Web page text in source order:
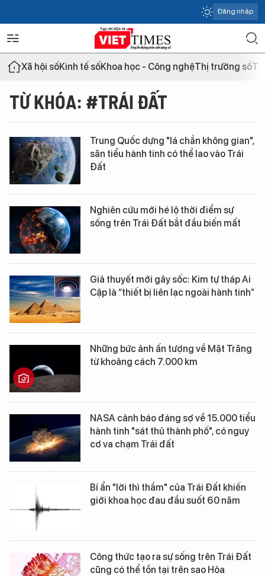
Đăng nhập
Xã hội sốKinh tế sốKhoa học - Công nghệThị trường số
TỪ KHÓA: #TRÁI ĐẤT
Trung Quốc dựng "lá chắn không gian",
săn tiểu hành tinh có thể lao vào Trái
Đất
Nghiên cứu mới hé lộ thời điểm sự
sống trên Trái Đất bắt đầu biến mất
Giả thuyết mới gây sốc: Kim tự tháp Ai
Cập là “thiết bị liên lạc ngoài hành tinh”
Những bức ảnh ấn tượng về Mặt Trăng
từ khoảng cách 7.000 km
NASA cảnh báo đáng sợ về 15.000 tiểu
hành tinh "sát thủ thành phố", có nguy
cơ va chạm Trái đất
Bí ẩn "lời thì thầm" của Trái Đất khiến
giới khoa học đau đầu suốt 60 năm
Công thức tạo ra sự sống trên Trái Đất
cũng có thể tồn tại trên sao Hỏa